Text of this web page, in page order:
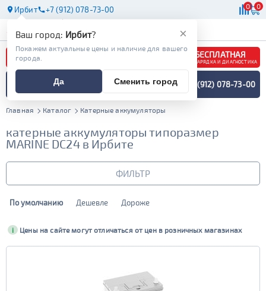
Ирбит +7 (912) 078-73-00 0 0
АКБ
БЕСПЛАТНАЯ
ЗАРЯДКА И ДИАГНОСТИКА
ПОДБОР АККУМУЛЯТОРА
СПЕЦИАЛИСТОМ +7 (912) 078-73-00
Главная Каталог Катерные аккумуляторы
катерные аккумуляторы типоразмер
MARINE DC24 в Ирбите
ФИЛЬТР
По умолчанию Дешевле Дороже
i Цены на сайте могут отличаться от цен в розничных магазинах
×
Ваш город: Ирбит?
Покажем актуальные цены и наличие для вашего
города.
Да Сменить город